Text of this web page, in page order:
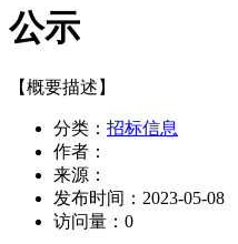
公示
【概要描述】
分类： 招标信息
作者：
来源：
发布时间： 2023-05-08
访问量： 0